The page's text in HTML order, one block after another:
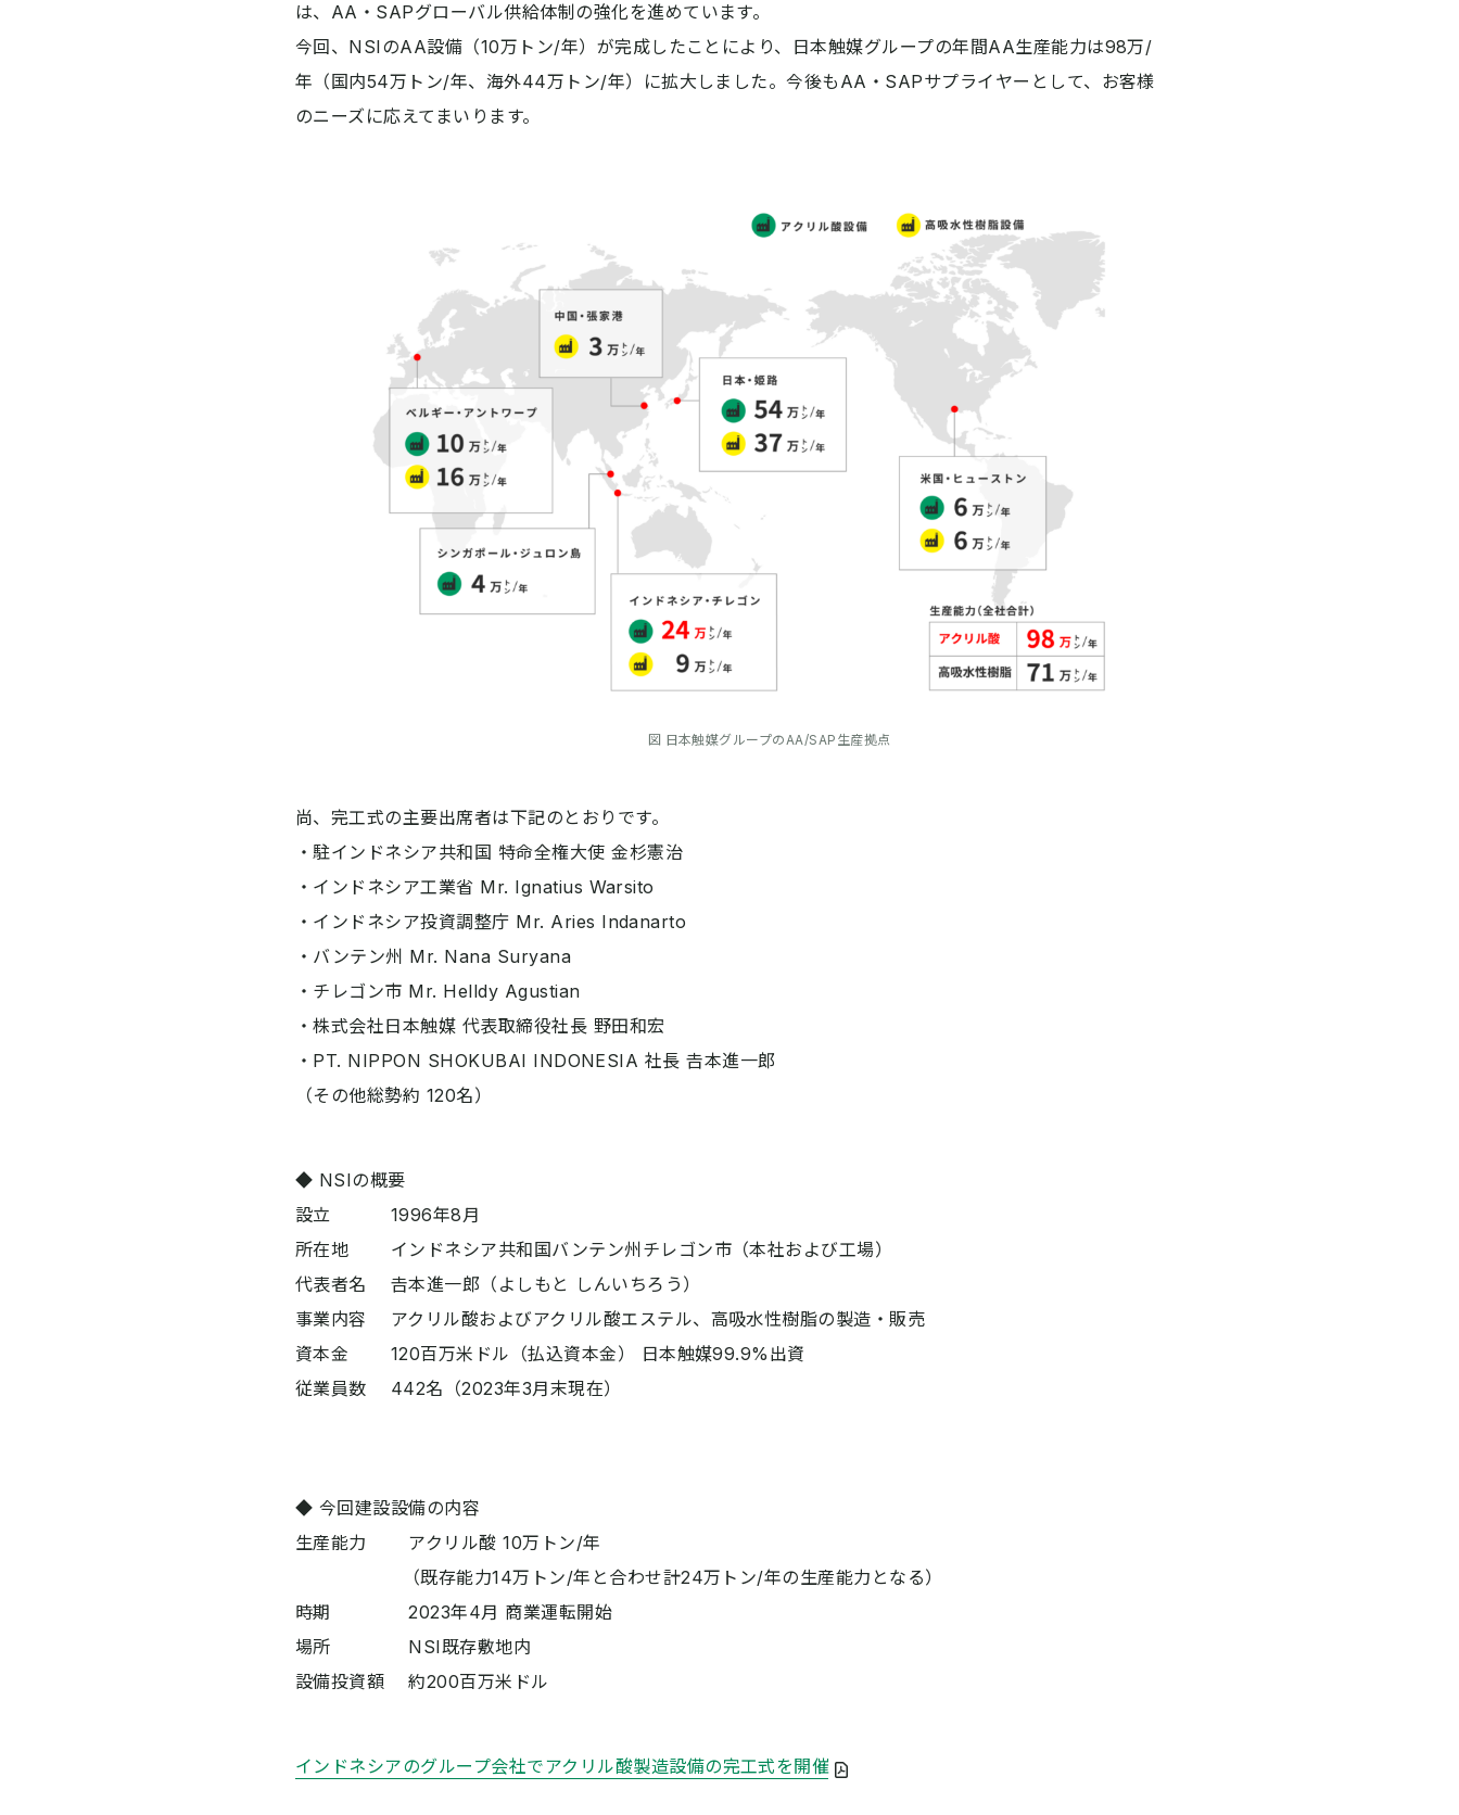
は、AA・SAPグローバル供給体制の強化を進めています。
今回、NSIのAA設備（10万トン/年）が完成したことにより、日本触媒グループの年間AA生産能力は98万/
年（国内54万トン/年、海外44万トン/年）に拡大しました。今後もAA・SAPサプライヤーとして、お客様
のニーズに応えてまいります。
図 日本触媒グループのAA/SAP生産拠点
尚、完工式の主要出席者は下記のとおりです。
・駐インドネシア共和国 特命全権大使 金杉憲治
・インドネシア工業省 Mr. Ignatius Warsito
・インドネシア投資調整庁 Mr. Aries Indanarto
・バンテン州 Mr. Nana Suryana
・チレゴン市 Mr. Helldy Agustian
・株式会社日本触媒 代表取締役社長 野田和宏
・PT. NIPPON SHOKUBAI INDONESIA 社長 𠮷本進一郎
（その他総勢約 120名）
◆ NSIの概要
設立 1996年8月
所在地 インドネシア共和国バンテン州チレゴン市（本社および工場）
代表者名 𠮷本進一郎（よしもと しんいちろう）
事業内容 アクリル酸およびアクリル酸エステル、高吸水性樹脂の製造・販売
資本金 120百万米ドル（払込資本金） 日本触媒99.9%出資
従業員数 442名（2023年3月末現在）
◆ 今回建設設備の内容
生産能力 アクリル酸 10万トン/年
（既存能力14万トン/年と合わせ計24万トン/年の生産能力となる）
時期 2023年4月 商業運転開始
場所 NSI既存敷地内
設備投資額 約200百万米ドル
インドネシアのグループ会社でアクリル酸製造設備の完工式を開催